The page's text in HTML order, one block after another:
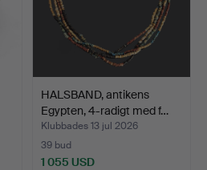
HALSBAND, antikens
Egypten, 4-radigt med f…
Klubbades 13 jul 2026
39 bud
1 055 USD